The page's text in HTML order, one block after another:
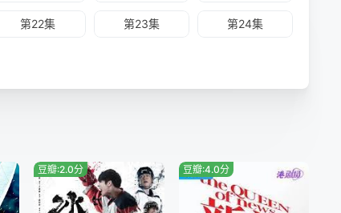
第22集 第23集 第24集
豆瓣:2.0分 豆瓣:4.0分